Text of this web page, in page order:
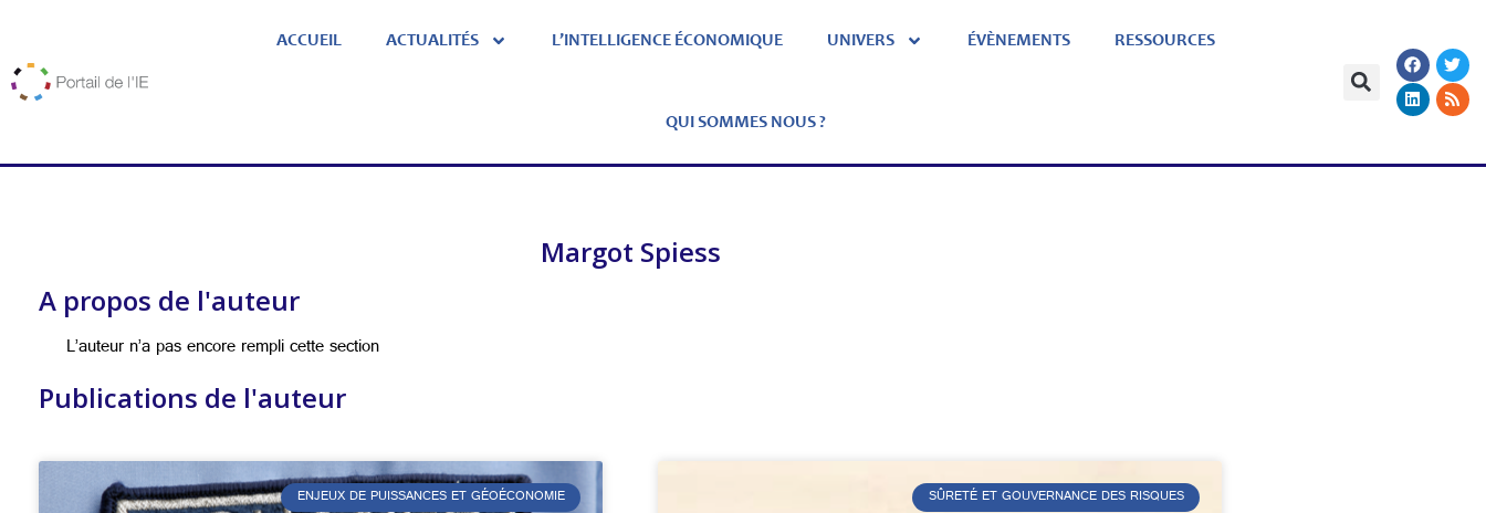
ACCUEIL ACTUALITÉS L’INTELLIGENCE ÉCONOMIQUE UNIVERS ÉVÈNEMENTS RESSOURCES
QUI SOMMES NOUS ?
Margot Spiess
A propos de l'auteur
L’auteur n’a pas encore rempli cette section
Publications de l'auteur
ENJEUX DE PUISSANCES ET GÉOÉCONOMIE SÛRETÉ ET GOUVERNANCE DES RISQUES